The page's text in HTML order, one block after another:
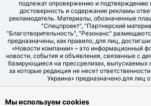
подлежат опровержению и подтверждению
достоверность и содержание рекламы
рекламодатель. Материалы, обозначенные
"Спецпроект", "Партнерский
"Благотворительность", "Резонанс"
предназначены, как правило, для лиц,
«Новости компании» – это информационный
новости, события и объявления, связанные с
базирующиеся на прессрелизах,
за которые редакция не несет
Украина» предназначено для лиц
© LLC "UBT MEDIA", 2006-
Мы используем cookies